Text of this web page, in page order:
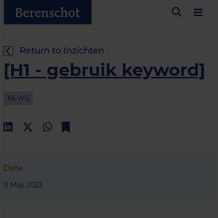
Return to Inzichten
[H1 - gebruik keyword]
NEWS
Date
11 May 2022